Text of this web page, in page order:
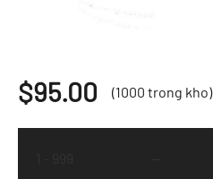
$95.00 (1000 trong kho)